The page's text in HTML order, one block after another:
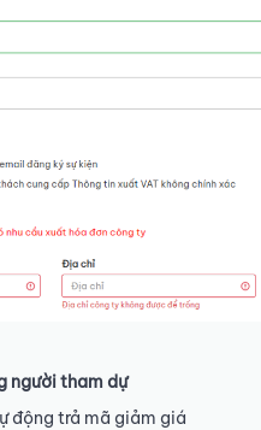
người tham dự
động trả mã giảm giá